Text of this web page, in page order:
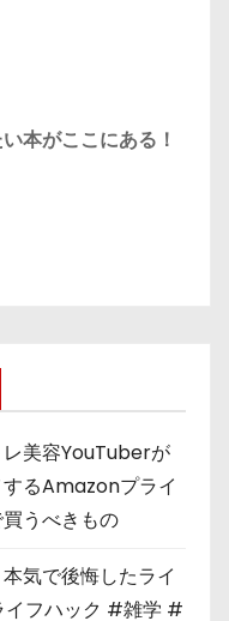
本がここにある！
美容YouTuberが
るAmazonプライ
うべきもの
気で後悔したライ
イフハック #雑学 #